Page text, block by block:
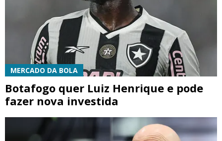
MERCADO DA BOLA
Botafogo quer Luiz Henrique e pode
fazer nova investida